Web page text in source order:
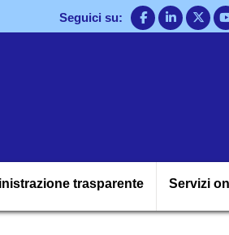
Salta
al
Seguici su:
Navigazione
trasparente Servizi